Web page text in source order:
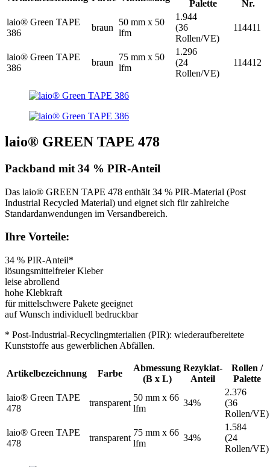
Palette
Nr.
laio® Green TAPE
386
braun
50 mm x 50
lfm
1.944
(36
Rollen/VE)
114411
laio® Green TAPE
386
braun
75 mm x 50
lfm
1.296
(24
Rollen/VE)
114412
laio® GREEN TAPE 478
Packband mit 34 % PIR-Anteil
Das laio® GREEN TAPE 478 enthält 34 % PIR-Material (Post
Industrial Recycled Material) und eignet sich für zahlreiche
Standardanwendungen im Versandbereich.
Ihre Vorteile:
34 % PIR-Anteil*
lösungsmittelfreier Kleber
leise abrollend
hohe Klebkraft
für mittelschwere Pakete geeignet
auf Wunsch individuell bedruckbar
* Post-Industrial-Recyclingmterialien (PIR): wiederaufbereitete
Kunststoffe aus gewerblichen Abfällen.
Artikelbezeichnung Farbe
Abmessung
(B x L)
Rezyklat-
Anteil
Rollen /
Palette
laio® Green TAPE
478
transparent
50 mm x 66
lfm
34%
2.376
(36
Rollen/VE)
laio® Green TAPE
478
transparent
75 mm x 66
lfm
34%
1.584
(24
Rollen/VE)